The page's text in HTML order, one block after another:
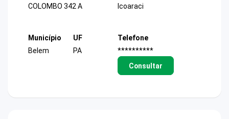
COLOMBO 342 A
Icoaraci
Município
Belem
UF
PA
Telefone
**********
Consultar